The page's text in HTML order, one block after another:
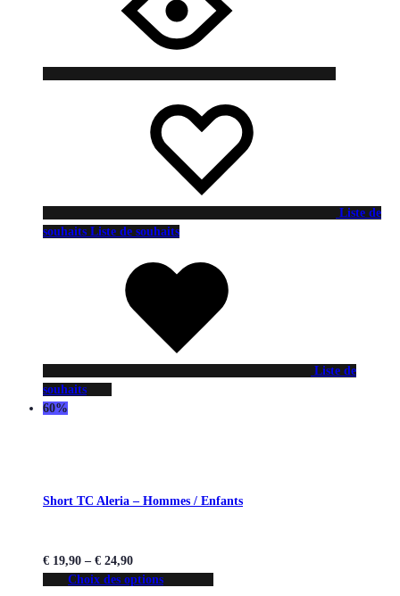
Liste de
souhaits Liste de souhaits
Liste de
souhaits
60%
Short TC Aleria – Hommes / Enfants
€ 19,90 – € 24,90
Choix des options